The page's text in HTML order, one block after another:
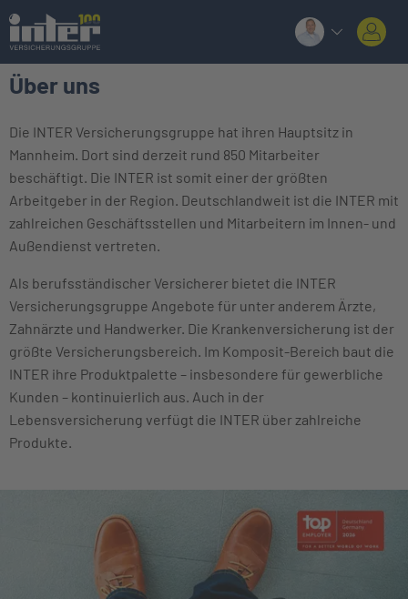
Über uns
Die INTER Versicherungsgruppe hat ihren Hauptsitz in
Mannheim. Dort sind derzeit rund 850 Mitarbeiter
beschäftigt. Die INTER ist somit einer der größten
Arbeitgeber in der Region. Deutschlandweit ist die INTER mit
zahlreichen Geschäftsstellen und Mitarbeitern im Innen- und
Außendienst vertreten.
Als berufsständischer Versicherer bietet die INTER
Versicherungsgruppe Angebote für unter anderem Ärzte,
Zahnärzte und Handwerker. Die Krankenversicherung ist der
größte Versicherungsbereich. Im Komposit-Bereich baut die
INTER ihre Produktpalette – insbesondere für gewerbliche
Kunden – kontinuierlich aus. Auch in der
Lebensversicherung verfügt die INTER über zahlreiche
Produkte.